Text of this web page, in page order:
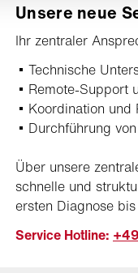
Unsere neue
Ihr zentraler
Technische
Remote-Support
Koordination und
Durchführung
Über unsere
schnelle und
ersten Diagnose
Service Hotline: